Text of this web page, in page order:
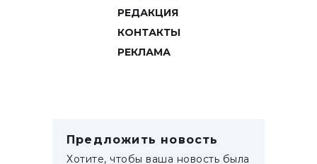
РЕДАКЦИЯ
КОНТАКТЫ
РЕКЛАМА
Предложить новость
Хотите, чтобы ваша новость была